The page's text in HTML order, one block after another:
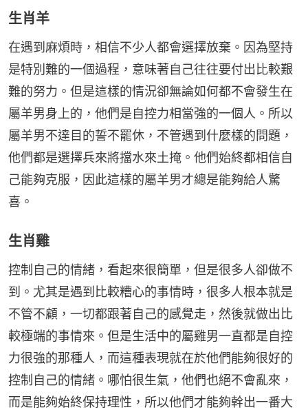
生肖羊
在遇到麻煩時，相信不少人都會選擇放棄。因為堅持
是特別難的一個過程，意味著自己往往要付出比較艱
難的努力。但是這樣的情況卻無論如何都不會發生在
屬羊男身上的，他們是自控力相當強的一個人。所以
屬羊男不達目的誓不罷休，不管遇到什麼樣的問題，
他們都是選擇兵來將擋水來土掩。他們始終都相信自
己能夠克服，因此這樣的屬羊男才總是能夠給人驚
喜。
生肖雞
控制自己的情緒，看起來很簡單，但是很多人卻做不
到。尤其是遇到比較糟心的事情時，很多人根本就是
不管不顧，一切都跟著自己的感覺走，然後就做出比
較極端的事情來。但是生活中的屬雞男一直都是自控
力很強的那種人，而這種表現就在於他們能夠很好的
控制自己的情緒。哪怕很生氣，他們也絕不會亂來，
而是能夠始終保持理性，所以他們才能夠幹出一番大